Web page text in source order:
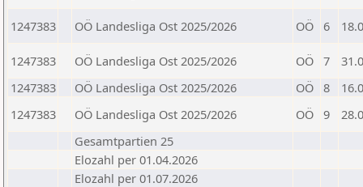
1247383 OÖ Landesliga Ost 2025/2026 OÖ 6
1247383 OÖ Landesliga Ost 2025/2026 OÖ 7
1247383
OÖ Landesliga Ost 2025/2026 OÖ 8
1247383
OÖ Landesliga Ost 2025/2026 OÖ 9
Gesamtpartien 25
Elozahl per 01.04.2026
Elozahl per 01.07.2026